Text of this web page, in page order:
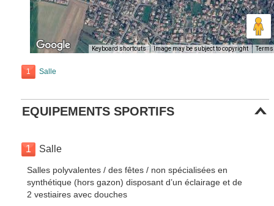
Keyboard shortcuts Image may be subject to copyright Terms
1 Salle
EQUIPEMENTS SPORTIFS
1 Salle
Salles polyvalentes / des fêtes / non spécialisées en
synthétique (hors gazon) disposant d’un éclairage et de
2 vestiaires avec douches